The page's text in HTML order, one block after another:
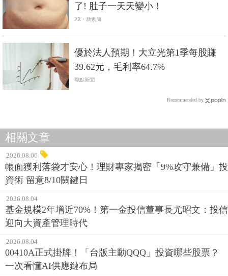
了! 肚子一天天變小！
PR・新素簡
優於法人預期！大立光第1季每股賺
39.62元，毛利率64.7%
觀點新聞
Recommended by
相關文章
2026.08.06
帳面獲利落袋才安心！理財專家揭密「9%攻守兼備」投
資術 留意8/10關鍵日
2026.08.04
基金規模2年增近70%！第一金投信董事長尤昭文：投信
迎向大資產管理時代
2026.08.04
00410A正式掛牌！「台版主動QQQ」投資哪些股票？
一次看懂AI供應鏈布局